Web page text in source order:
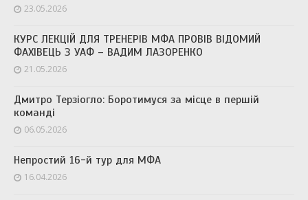
23.05.2026
КУРС ЛЕКЦІЙ ДЛЯ ТРЕНЕРІВ МФА ПРОВІВ ВІДОМИЙ
ФАХІВЕЦЬ З УАФ – ВАДИМ ЛАЗОРЕНКО
21.05.2026
Дмитро Терзіогло: Боротимуся за місце в першій
команді
06.05.2026
Непростий 16-й тур для МФА
16.04.2026